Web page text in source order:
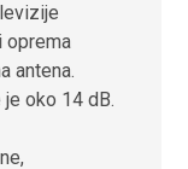
oprema
antena.
je oko 14 dB.